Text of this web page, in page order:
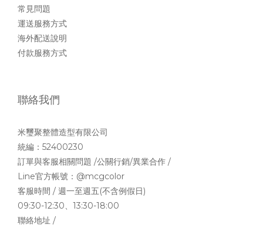
常見問題
運送服務方式
海外配送說明
付款服務方式
聯絡我們
米璽聚整體造型有限公司
統編：52400230
訂單與客服相關問題 /公關行銷/異業合作 /
Line官方帳號： @mcgcolor
客服時間 / 週一至週五(不含例假日)
09:30-12:30、13:30-18:00
聯絡地址 /